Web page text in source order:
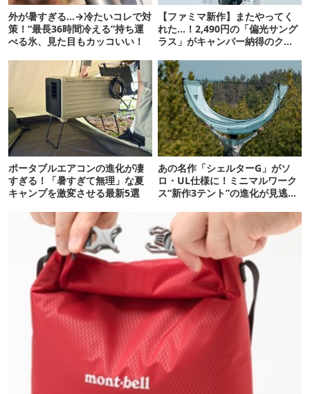
外が暑すぎる…→冷たいコレで対
策！“最長36時間冷える”持ち運
べる氷、見た目もカッコいい！
【ファミマ新作】またやってく
れた…！2,490円の「偏光サング
ラス」がキャンパー納得のクオ
ポータブルエアコンの進化が凄
すぎる！「暑すぎて無理」な夏
キャンプを激変させる最新5選
あの名作「シェルターG」がソ
ロ・UL仕様に！ミニマルワーク
ス“新作3テント”の進化が見逃せ